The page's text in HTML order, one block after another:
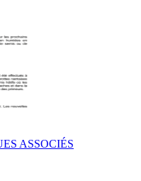
ASSOCIÉS